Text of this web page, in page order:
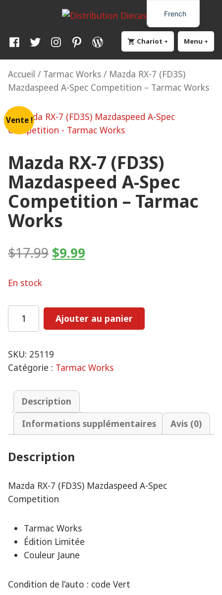
Distribution Diecast64
Une passion, un mode de vie.
Menu +
Chariot + élargi
effondré
FacebookTwitterInstagramPinterestWordPress
Accueil / Tarmac Works / Mazda RX-7 (FD3S)
Mazdaspeed A-Spec Competition – Tarmac Works
Vente !
Mazda RX-7 (FD3S)
Mazdaspeed A-Spec
Competition – Tarmac
Works
$17.99 Le
:
$17.99.
$9.99
:
$9.99.
En stock
Mazda
7
(FD3S)
A-
Spec
Competition
-
Works
Ajouter au panier
SKU: 25119
Catégorie : Tarmac Works
Description
Informations supplémentaires
Avis (0)
Description
Mazda RX-7 (FD3S) Mazdaspeed A-Spec
Competition
Tarmac Works
Édition Limitée
Couleur Jaune
Condition de l’auto : code Vert
French